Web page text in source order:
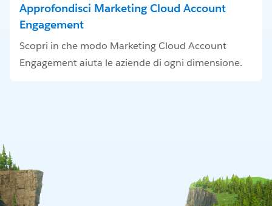
Approfondisci Marketing Cloud Account
Engagement
Scopri in che modo Marketing Cloud Account
Engagement aiuta le aziende di ogni dimensione.